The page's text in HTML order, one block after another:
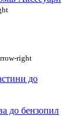
до
до бензопил